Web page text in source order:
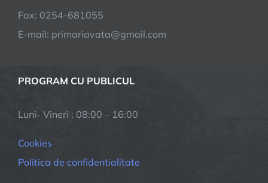
Fax: 0254-681055
E-mail: primariavata@gmail.com
PROGRAM CU PUBLICUL
Luni- Vineri : 08:00 – 16:00
Cookies
Politica de confidentialitate